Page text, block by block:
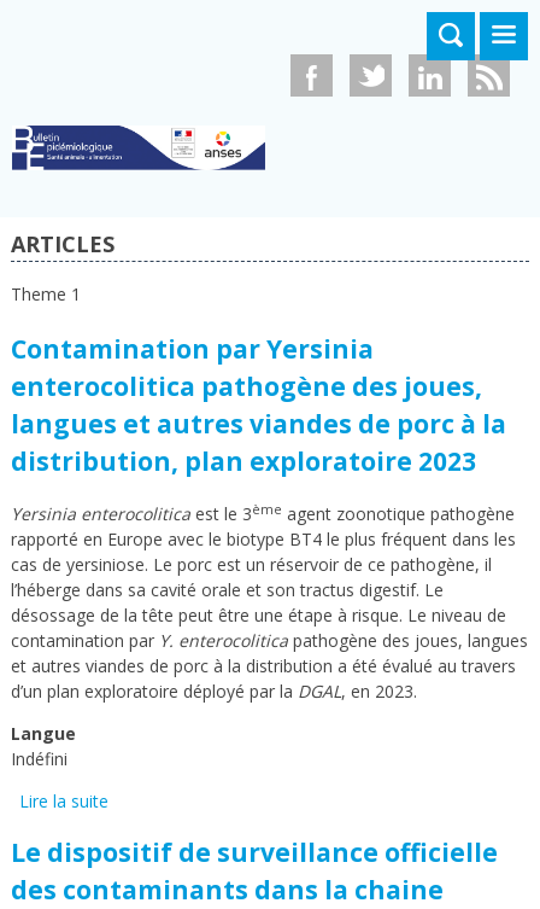
ARTICLES
Theme 1
Contamination par Yersinia
enterocolitica pathogène des joues,
langues et autres viandes de porc à la
distribution, plan exploratoire 2023
Yersinia enterocolitica est le 3ème agent zoonotique pathogène
rapporté en Europe avec le biotype BT4 le plus fréquent dans les
cas de yersiniose. Le porc est un réservoir de ce pathogène, il
l’héberge dans sa cavité orale et son tractus digestif. Le
désossage de la tête peut être une étape à risque. Le niveau de
contamination par Y. enterocolitica pathogène des joues, langues
et autres viandes de porc à la distribution a été évalué au travers
d’un plan exploratoire déployé par la DGAL, en 2023.
Langue
Indéfini
Lire la suite
porc à la distribution, plan exploratoire 2023
Le dispositif de surveillance officielle
des contaminants dans la chaine